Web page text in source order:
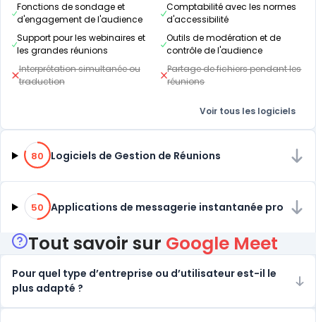
Fonctions de sondage et
d'engagement de l'audience
Comptabilité avec les normes
d'accessibilité
Support pour les webinaires et
les grandes réunions
Outils de modération et de
contrôle de l'audience
Interprétation simultanée ou
traduction
Partage de fichiers pendant les
réunions
Voir tous les logiciels
80% de compatibilité
80 Logiciels de Gestion de Réunions
50% de compatibilité
50 Applications de messagerie instantanée pro
Tout savoir sur Google Meet
Pour quel type d’entreprise ou d’utilisateur est-il le
plus adapté ?